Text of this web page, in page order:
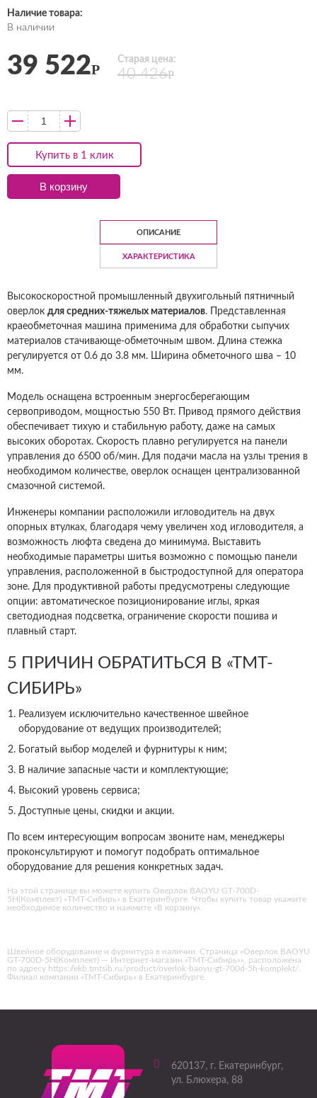
Наличие товара:
В наличии
Купить в 1 клик
39 522Р
Старая цена:
40 426Р
В корзину
ОПИСАНИЕ
ХАРАКТЕРИСТИКА
Высокоскоростной промышленный двухигольный пятничный
оверлок для средних-тяжелых материалов. Представленная
краеобметочная машина применима для обработки сыпучих
материалов стачивающе-обметочным швом. Длина стежка
регулируется от 0.6 до 3.8 мм. Ширина обметочного шва – 10
мм.
Модель оснащена встроенным энергосберегающим
сервоприводом, мощностью 550 Вт. Привод прямого действия
обеспечивает тихую и стабильную работу, даже на самых
высоких оборотах. Скорость плавно регулируется на панели
управления до 6500 об/мин. Для подачи масла на узлы трения в
необходимом количестве, оверлок оснащен централизованной
смазочной системой.
Инженеры компании расположили игловодитель на двух
опорных втулках, благодаря чему увеличен ход игловодителя, а
возможность люфта сведена до минимума. Выставить
необходимые параметры шитья возможно с помощью панели
управления, расположенной в быстродоступной для оператора
зоне. Для продуктивной работы предусмотрены следующие
опции: автоматическое позиционирование иглы, яркая
светодиодная подсветка, ограничение скорости пошива и
плавный старт.
5 ПРИЧИН ОБРАТИТЬСЯ В «ТМТ-
СИБИРЬ»
Реализуем исключительно качественное швейное
оборудование от ведущих производителей;
Богатый выбор моделей и фурнитуры к ним;
В наличие запасные части и комплектующие;
Высокий уровень сервиса;
Доступные цены, скидки и акции.
По всем интересующим вопросам звоните нам, менеджеры
проконсультируют и помогут подобрать оптимальное
оборудование для решения конкретных задач.
На этой странице вы можете купить Оверлок BAOYU GT-700D-
5H(Комплект) «ТМТ-Сибирь» в Екатеринбурге. Чтобы купить товар укажите
необходимое количество и нажмите «В корзину».
Швейное оборудование и фурнитура в наличии. Страница «Оверлок BAOYU
GT-700D-5H(Комплект) — Интернет-магазин «ТМТ-Сибирь»», расположена
по адресу https://ekb.tmtsib.ru/product/overlok-baoyu-gt-700d-5h-komplekt/.
Филиал компании «ТМТ-Сибирь» в Екатеринбурге.
620137, г. Екатеринбург,
ул. Блюхера, 88